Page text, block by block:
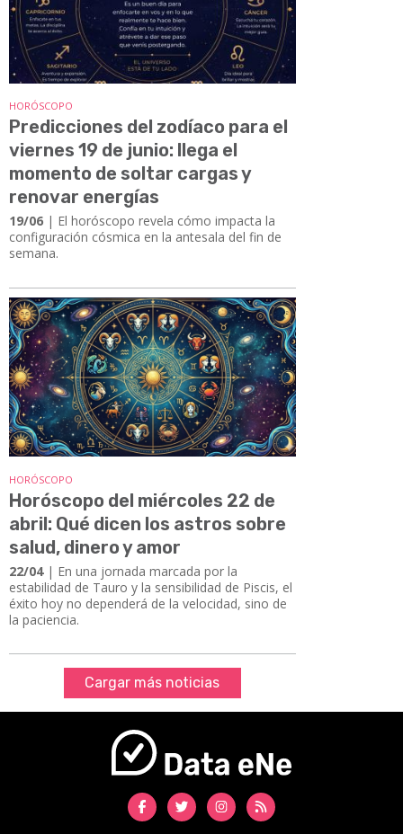
HORÓSCOPO
Predicciones del zodíaco para el
viernes 19 de junio: llega el
momento de soltar cargas y
renovar energías
19/06 | El horóscopo revela cómo impacta la
configuración cósmica en la antesala del fin de
semana.
HORÓSCOPO
Horóscopo del miércoles 22 de
abril: Qué dicen los astros sobre
salud, dinero y amor
22/04| En una jornada marcada por la
estabilidad de Tauro y la sensibilidad de Piscis, el
éxito hoy no dependerá de la velocidad, sino de
la paciencia.
Cargar más noticias